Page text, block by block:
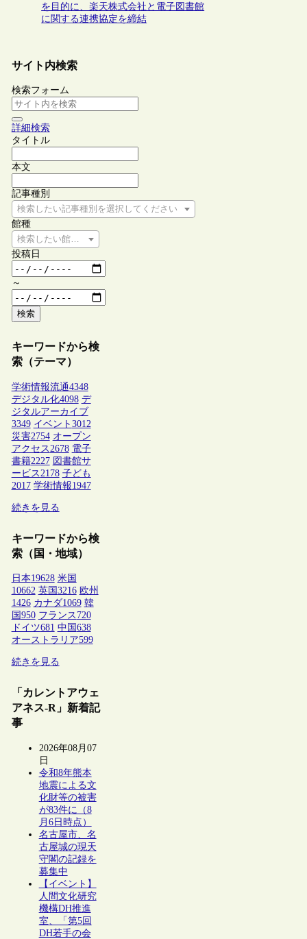
を目的に、楽天株式会社と電子図書館
に関する連携協定を締結
サイト内検索
検索フォーム
詳細検索
タイトル
本文
記事種別
検索したい記事種別を選択してください
館種
検索したい館種を選択してください
投稿日
～
検索
キーワードから検
索（テーマ）
学術情報流通4348
デジタル化4098 デ
ジタルアーカイブ
3349 イベント 3012
災害2754 オープン
アクセス 2678 電子
書籍2227 図書館サ
ービス 2178 子ども
2017 学術情報1947
続きを見る
キーワードから検
索（国・地域）
日本19628 米国
10662 英国 3216 欧州
1426 カナダ1069 韓
国 950 フランス 720
ドイツ681 中国 638
オーストラリア599
続きを見る
「カレントアウェ
アネス-R」新着記
事
2026年08月07
日
令和8年熊本
地震による文
化財等の被害
が83件に（8
月6日時点）
名古屋市、名
古屋城の現天
守閣の記録を
募集中
【イベント】
人間文化研究
機構DH推進
室、「第5回
DH若手の会